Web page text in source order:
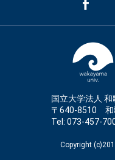
国立大学法人
〒640-8510 和
Tel: 073-457-
Copyright